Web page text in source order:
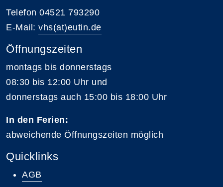
Telefon 04521 793290
E-Mail: vhs(at)eutin.de
Öffnungszeiten
montags bis donnerstags
08:30 bis 12:00 Uhr und
donnerstags auch 15:00 bis 18:00 Uhr
In den Ferien:
abweichende Öffnungszeiten möglich
Quicklinks
AGB